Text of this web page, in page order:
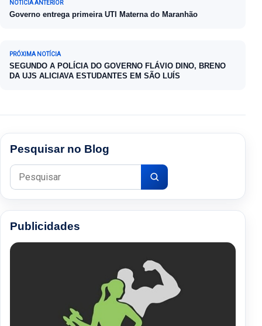
NOTÍCIA ANTERIOR
Governo entrega primeira UTI Materna do Maranhão
PRÓXIMA NOTÍCIA
SEGUNDO A POLÍCIA DO GOVERNO FLÁVIO DINO, BRENO
DA UJS ALICIAVA ESTUDANTES EM SÃO LUÍS
Pesquisar no Blog
Pesquisar por:
Publicidades